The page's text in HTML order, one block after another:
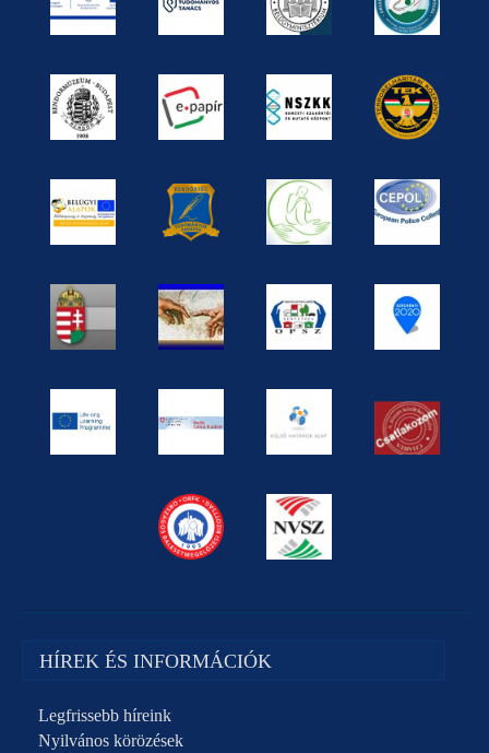
HÍREK ÉS INFORMÁCIÓK
Legfrissebb híreink
Nyilvános körözések